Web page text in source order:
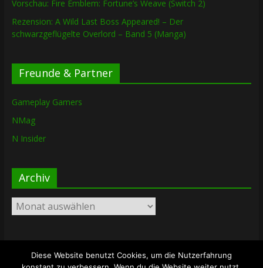
Vorschau: Fire Emblem: Fortune’s Weave (Switch 2)
Rezension: A Wild Last Boss Appeared! – Der
schwarzgeflügelte Overlord – Band 5 (Manga)
Freunde & Partner
Gameplay Gamers
NMag
N Insider
Archiv
Archiv
Copyright © 2026The Lost Dungeon. Alle Rechte vorbehalten.
Diese Website benutzt Cookies, um die Nutzerfahrung